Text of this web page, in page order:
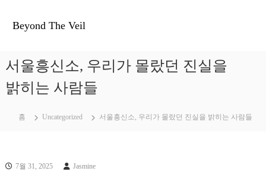
Beyond The Veil
서울흥신소, 우리가 몰랐던 진실을
밝히는 사람들
홈 Uncategorized 서울흥신소, 우리가 몰랐던 진실을 밝히는 사람들
7월 31, 2025 Jasmine